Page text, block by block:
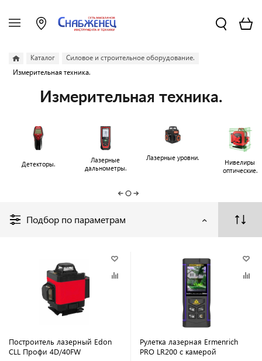
Каталог
Силовое и строительное оборудование.
Измерительная техника.
Измерительная техника.
Детекторы.
Лазерные
дальнометры.
Лазерные уровни.
Нивелиры
оптические.
Подбор по параметрам
Построитель лазерный Edon
CLL Профи 4D/40FW
Рулетка лазерная Ermenrich
PRO LR200 c камерой